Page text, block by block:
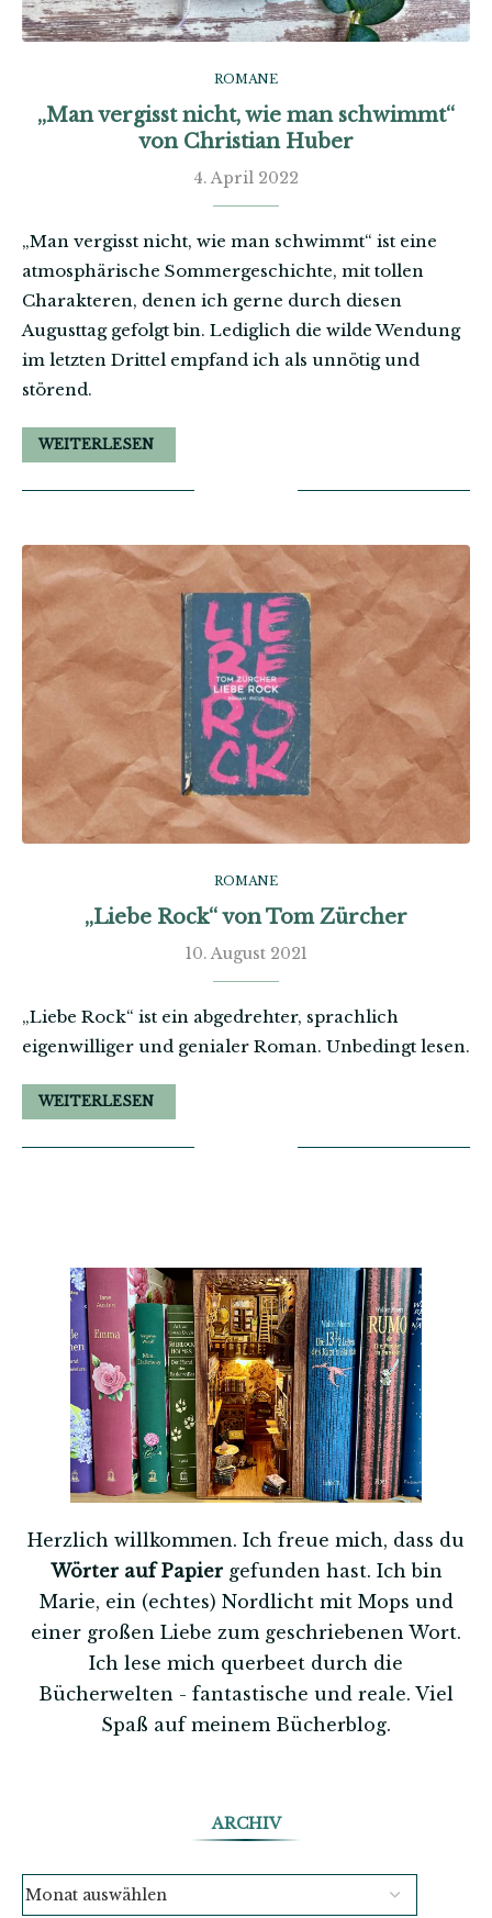
ROMANE
„Man vergisst nicht, wie man schwimmt“
von Christian Huber
4. April 2022
„Man vergisst nicht, wie man schwimmt“ ist eine
atmosphärische Sommergeschichte, mit tollen
Charakteren, denen ich gerne durch diesen
Augusttag gefolgt bin. Lediglich die wilde Wendung
im letzten Drittel empfand ich als unnötig und
störend.
WEITERLESEN
ROMANE
„Liebe Rock“ von Tom Zürcher
10. August 2021
„Liebe Rock“ ist ein abgedrehter, sprachlich
eigenwilliger und genialer Roman. Unbedingt lesen.
WEITERLESEN
Herzlich willkommen. Ich freue mich, dass du
Wörter auf Papiergefunden hast. Ich bin
Marie, ein (echtes) Nordlicht mit Mops und
einer großen Liebe zum geschriebenen Wort.
Ich lese mich querbeet durch die
Bücherwelten - fantastische und reale. Viel
Spaß auf meinem Bücherblog.
ARCHIV